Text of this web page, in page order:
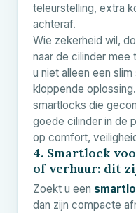
teleurstelling, extra
achteraf.
Wie zekerheid wil,
naar de cilinder mee
u niet alleen een
kloppende
smartlocks die
goede cilinder in de
op comfort,
4. Smartlock
of verhuur: dit
Zoekt u een
dan zijn compacte